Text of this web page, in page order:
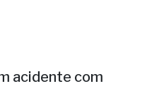
acidente com